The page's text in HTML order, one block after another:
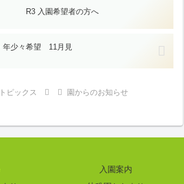
R3 入園希望者の方へ
少々希望 11月見
トピックス 園からのお知らせ
入園案内